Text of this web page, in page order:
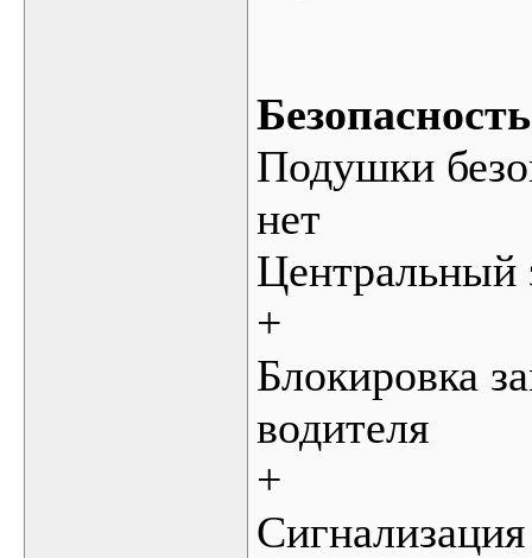
Безопасность
Подушки
нет
Центральный
+
Блокировка
водителя
+
Сигнализация